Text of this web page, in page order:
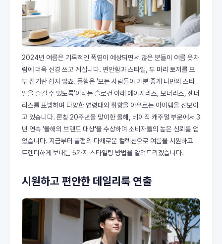
2024년 여름은 기록적인 폭염이 예상되면서 많은 분들이 여름 옷차
림에 더욱 신경 쓰고 계십니다. 편안함과 스타일, 두 마리 토끼를 모
두 잡기란 쉽지 않죠. 폴햄은 '모든 사람들이 기분 좋게 나만의 스타
일을 즐길 수 있도록'이라는 슬로건 아래 에이지리스, 보더리스, 젠더
리스를 표방하며 다양한 연령대와 취향을 아우르는 아이템을 선보이
고 있습니다. 론칭 20주년을 맞이한 올해, 베이직 캐주얼 부문에서 3
년 연속 '올해의 브랜드 대상'을 수상하며 소비자들의 높은 신뢰를 얻
었습니다. 지금부터 폴햄의 다채로운 컬렉션으로 여름을 시원하고
트렌디하게 보내는 5가지 스타일링 방법을 알려드리겠습니다.
시원하고 편안한 데일리룩 연출